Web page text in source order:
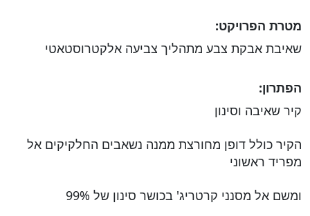
מטרת הפרויקט:
שאיבת אבקת צבע מתהליך צביעה אלקטרוסטאטי
הפתרון:
קיר שאיבה וסינון
הקיר כולל דופן מחורצת ממנה נשאבים החלקיקים אל
מפריד ראשוני
ומשם אל מסנני קרטריג' בכושר סינון של 99%